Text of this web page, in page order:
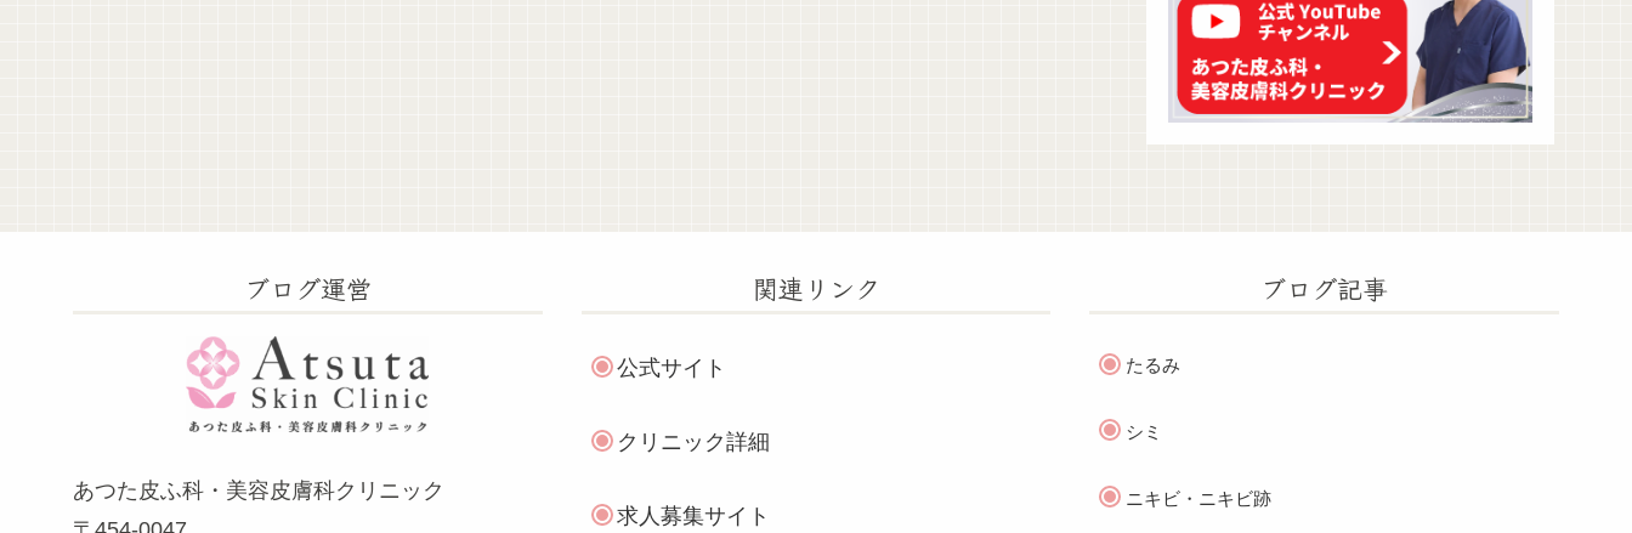
ブログ運営
あつた皮ふ科・美容皮膚科クリニック
関連リンク
公式サイト
クリニック詳細
求人募集サイト
ブログ記事
たるみ
シミ
ニキビ・ニキビ跡